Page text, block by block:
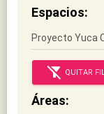
Espacios:
filter_alt_off QUITAR
Áreas: